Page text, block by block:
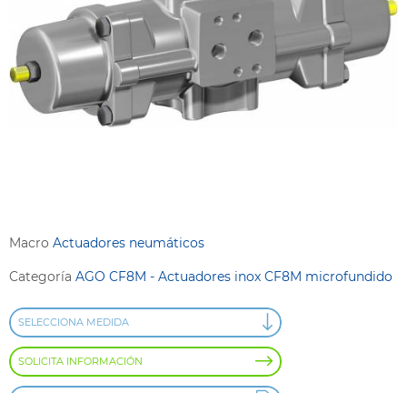
Macro Actuadores neumáticos
Categoría AGO CF8M - Actuadores inox CF8M microfundido
SELECCIONA MEDIDA
SOLICITA INFORMACIÓN